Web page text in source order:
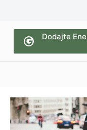
Dodajte